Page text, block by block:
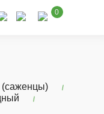
0
(саженцы)